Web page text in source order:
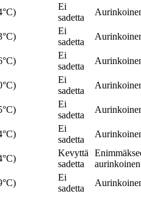
Ei
sadetta
Ei
sadetta
Ei
sadetta
Ei
sadetta
Ei
sadetta
Ei
sadetta
Kevyttä
sadetta
aurinkoinen
Ei
sadetta